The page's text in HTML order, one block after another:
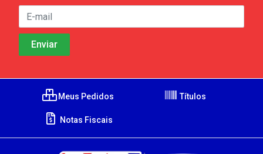
Meus Pedidos Títulos
Notas Fiscais